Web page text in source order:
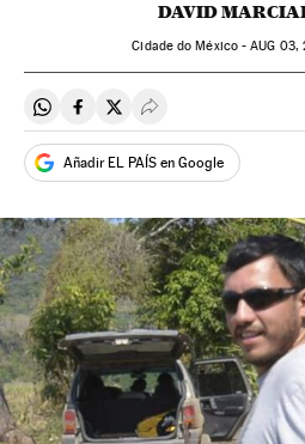
DAVID
Cidade do México -AUG 03,
Compartir en Whatsapp
Compartir en Facebook
Compartir en Twitter
Desplegar Redes
Añadir EL PAÍS en Google